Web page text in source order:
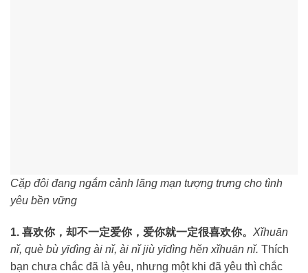
Cặp đôi đang ngắm cảnh lãng mạn tượng trưng cho tình
yêu bền vững
1. 喜欢你，却不一定爱你，爱你就一定很喜欢你。 Xǐhuān
nǐ, què bù yīdìng ài nǐ, ài nǐ jiù yīdìng hěn xǐhuān nǐ. Thích
bạn chưa chắc đã là yêu, nhưng một khi đã yêu thì chắc